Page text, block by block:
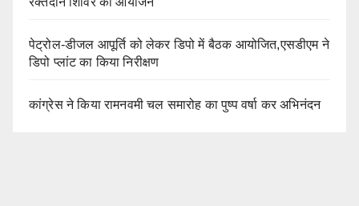
पेट्रोल-डीजल आपूर्ति को लेकर डिपो में बैठक आयोजित,एसडीएम ने
डिपो प्लांट का किया निरीक्षण
कांग्रेस ने किया रामनवमी चल समारोह का पुष्प वर्षा कर अभिनंदन